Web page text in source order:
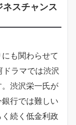
スチャンス
も関わらせて
ラマでは渋沢
渋沢栄一氏が
行では難しい
続く低金利政